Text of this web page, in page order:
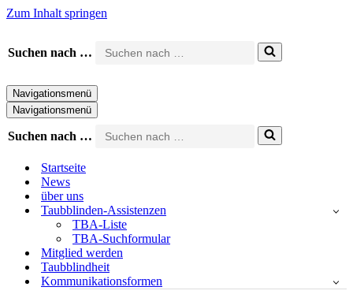
Zum Inhalt springen
Suchen nach …
Navigationsmenü
Navigationsmenü
Suchen nach …
Startseite
News
über uns
Taubblinden-Assistenzen
TBA-Liste
TBA-Suchformular
Mitglied werden
Taubblindheit
Kommunikationsformen